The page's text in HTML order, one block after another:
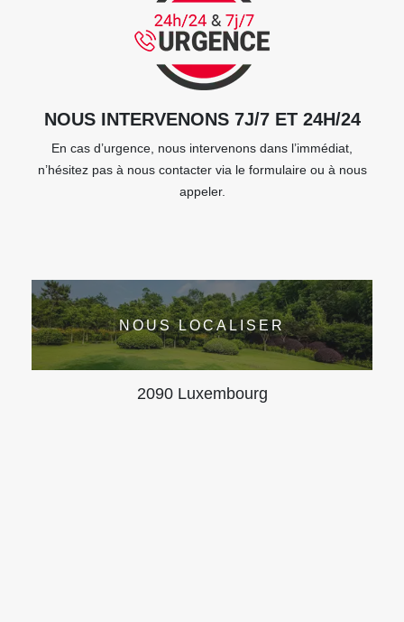
NOUS INTERVENONS 7J/7 ET 24H/24
En cas d’urgence, nous intervenons dans l’immédiat,
n’hésitez pas à nous contacter via le formulaire ou à nous
appeler.
NOUS LOCALISER
2090 Luxembourg